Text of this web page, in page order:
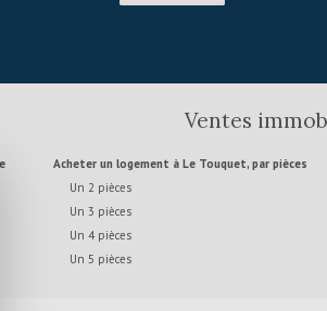
Ventes
Acheter un logement à Le Touquet, par pièces
Un 2 pièces
Un 3 pièces
Un 4 pièces
Un 5 pièces